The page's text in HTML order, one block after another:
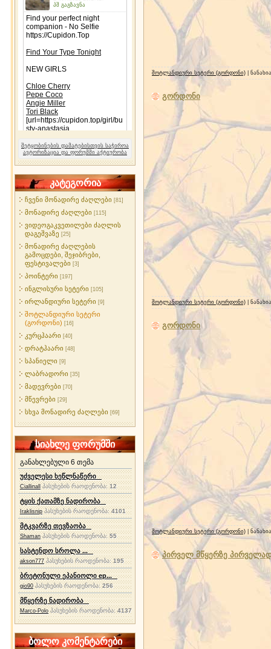
შეტყობინების დამატებისთვის საჭიროა
ავტორიზაცია და ფორუმში აქტიურობა
კატეგორია
ჩვენი მონადირე ძაღლები [81]
მონადირე ძაღლები [115]
ვიდეოგაკვეთილები ძაღლის
დაგეშვაზე [25]
მონადირე ძაღლების
გამოცდები, შეჯიბრები,
ფესტივალები [3]
პოინტერი [197]
ინგლისური სეტერი [105]
ირლანდიური სეტერი [9]
შოტლანდიური სეტერი
(გორდონი) [16]
კურცჰაარი [40]
დრატჰაარი [48]
სპანიელი [9]
ლაბრადორი [35]
მადევრები [70]
მწევრები [29]
სხვა მონადირე ძაღლები [69]
სიახლე ფორუმში
განახლებული 6 თემა
უძველესი ხეწლნაწერი
Ciallinall პასუხების რაოდენობა:12
ტყის ქათამზე ნადირობა
Iraklisnip პასუხების რაოდენობა: 4101
მტკვარზე თევზაობა
Shaman პასუხების რაოდენობა:55
სასტენდო სროლა ...
akson777 პასუხების რაოდენობა:195
ბრეტონული ეპანიოლი ep...
gio90 პასუხების რაოდენობა:256
მწყერზე ნადირობა
Marco-Polo პასუხების რაოდენობა:4137
ბოლო კომენტარები
შოტლანდიური სეტერი (გორდონი) |
გორდონი
შოტლანდიური სეტერი (გორდონი) |
გორდონი
შოტლანდიური სეტერი (გორდონი) |
პირველ მწყერზე